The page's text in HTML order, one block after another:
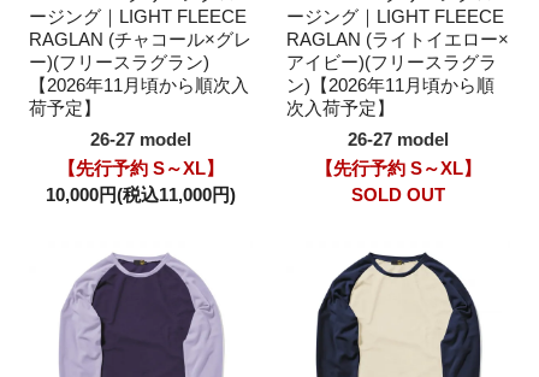
ージング｜LIGHT FLEECE
RAGLAN (チャコール×グレ
ー)(フリースラグラン)
【2026年11月頃から順次入
荷予定】
26-27 model
【先行予約 S～XL】
10,000円(税込11,000円)
ージング｜LIGHT FLEECE
RAGLAN (ライトイエロー×
アイビー)(フリースラグラ
ン)【2026年11月頃から順
次入荷予定】
26-27 model
【先行予約 S～XL】
SOLD OUT